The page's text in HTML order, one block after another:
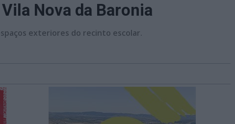
Nova da Baronia
exteriores do recinto escolar.